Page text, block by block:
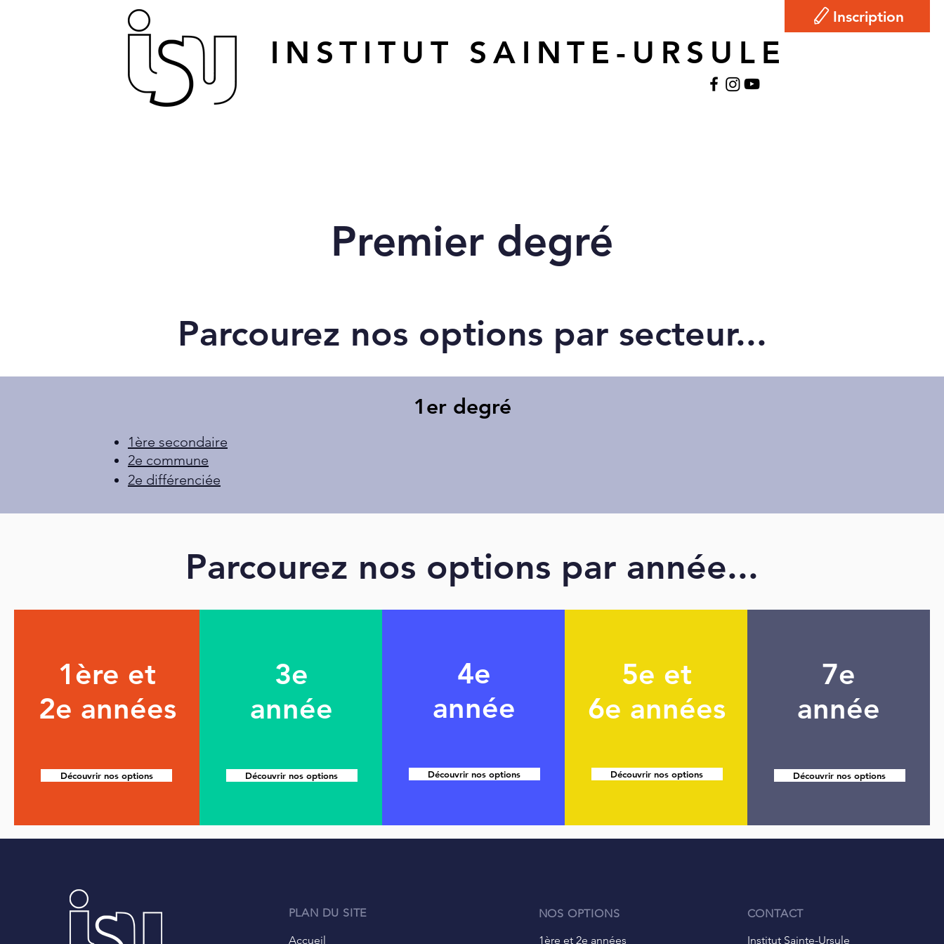
Inscription
INSTITUT SAINTE-URSULE
Premier degré
Parcourez nos options par secteur...
1er degré
1ère secondaire
2e commune
2e différenciée
Parcourez nos options par année...
1ère et
2e années
Découvrir nos options
3e
année
Découvrir nos options
4e
année
Découvrir nos options
5e et
6e années
Découvrir nos options
7e
année
Découvrir nos options
PLAN DU SITE
Accueil
NOS OPTIONS
1ère et 2e années
CONTACT
Institut Sainte-Ursule